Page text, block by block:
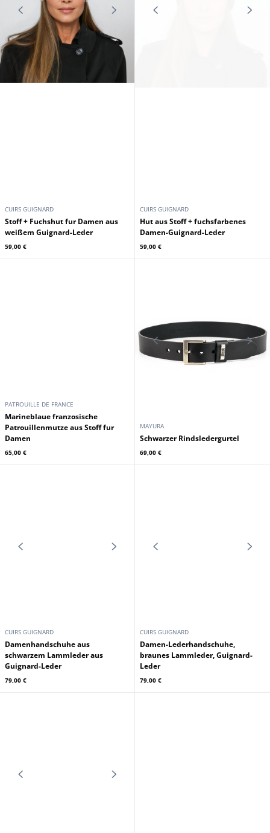
CUIRS GUIGNARD
Stoff + Fuchshut fur Damen aus
weißem Guignard-Leder
59,00 €
CUIRS GUIGNARD
Hut aus Stoff + fuchsfarbenes
Damen-Guignard-Leder
59,00 €
PATROUILLE DE FRANCE
Marineblaue franzosische
Patrouillenmutze aus Stoff fur